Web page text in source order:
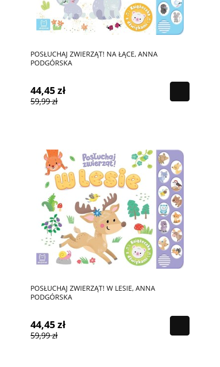
POSŁUCHAJ ZWIERZĄT! NA ŁĄCE, ANNA
PODGÓRSKA
44,45 zł
59,99 zł
POSŁUCHAJ ZWIERZĄT! W LESIE, ANNA
PODGÓRSKA
44,45 zł
59,99 zł